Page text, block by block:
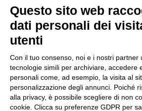
Un nuovo modello di IA stima il
dei ghiacciai del pianeta
6 ore fa
Manutenzione strade, nel biennio
2026-27 investiti 56 milioni
24 ore fa
Questo sito web
dati personali dei
utenti
Con il tuo consenso, noi e i nostri partner
tecnologie simili per archiviare, accedere
personali come, ad esempio, la visita al
personalizzazione degli annunci. Poiché
alla privacy, è possibile scegliere di non
cookie. Clicca su preferenze GDPR per